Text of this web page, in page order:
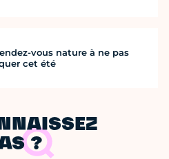
vous nature à ne pas
cet été
?